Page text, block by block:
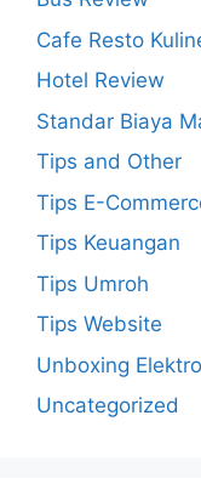
Cafe Resto
Hotel Review
Standar Biaya
Tips and Other
Tips E-
Tips Keuangan
Tips Umroh
Tips Website
Unboxing
Uncategorized